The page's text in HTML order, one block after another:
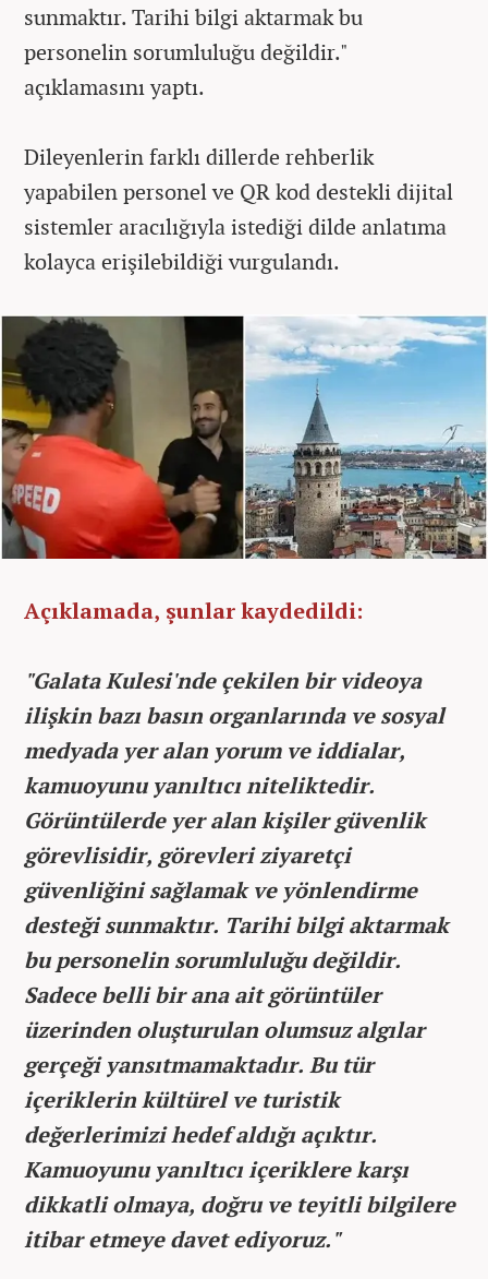
sunmaktır. Tarihi bilgi aktarmak bu
personelin sorumluluğu değildir."
açıklamasını yaptı.
Dileyenlerin farklı dillerde rehberlik
yapabilen personel ve QR kod destekli dijital
sistemler aracılığıyla istediği dilde anlatıma
kolayca erişilebildiği vurgulandı.
Açıklamada, şunlar kaydedildi:
"Galata Kulesi'nde çekilen bir videoya
ilişkin bazı basın organlarında ve sosyal
medyada yer alan yorum ve iddialar,
kamuoyunu yanıltıcı niteliktedir.
Görüntülerde yer alan kişiler güvenlik
görevlisidir, görevleri ziyaretçi
güvenliğini sağlamak ve yönlendirme
desteği sunmaktır. Tarihi bilgi aktarmak
bu personelin sorumluluğu değildir.
Sadece belli bir ana ait görüntüler
üzerinden oluşturulan olumsuz algılar
gerçeği yansıtmamaktadır. Bu tür
içeriklerin kültürel ve turistik
değerlerimizi hedef aldığı açıktır.
Kamuoyunu yanıltıcı içeriklere karşı
dikkatli olmaya, doğru ve teyitli bilgilere
itibar etmeye davet ediyoruz."